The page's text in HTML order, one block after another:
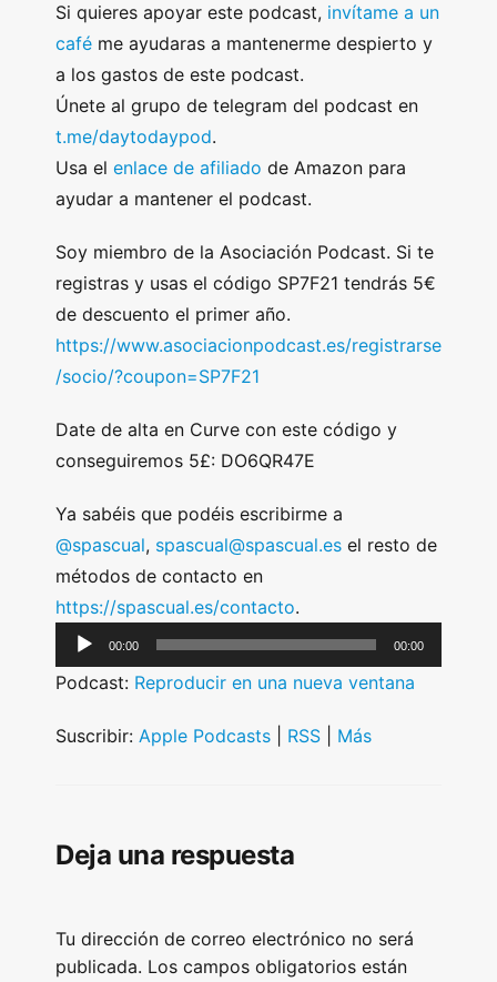
Si quieres apoyar este podcast, invítame a un
café me ayudaras a mantenerme despierto y
a los gastos de este podcast.
Únete al grupo de telegram del podcast en
t.me/daytodaypod.
Usa el enlace de afiliado de Amazon para
ayudar a mantener el podcast.
Soy miembro de la Asociación Podcast. Si te
registras y usas el código SP7F21 tendrás 5€
de descuento el primer año.
https://www.asociacionpodcast.es/registrarse
/socio/?coupon=SP7F21
Date de alta en Curve con este código y
conseguiremos 5£: DO6QR47E
Ya sabéis que podéis escribirme a
@spascual, spascual@spascual.es el resto de
métodos de contacto en
https://spascual.es/contacto.
u
i
a
r
00:00 00:00
Podcast: Reproducir en una nueva ventana
Suscribir: Apple Podcasts RSS Más
Deja una respuesta
Tu dirección de correo electrónico no será
publicada. Los campos obligatorios están